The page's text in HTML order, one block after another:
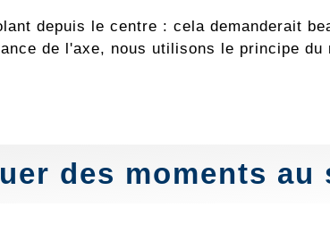
depuis le centre : cela demanderait
de l'axe, nous utilisons le principe du
des moments au